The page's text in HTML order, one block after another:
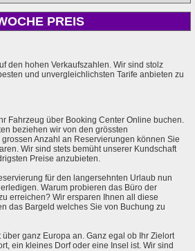
PREIS
den hohen Verkaufszahlen. Wir sind stolz
und unvergleichlichsten Tarife anbieten zu
Fahrzeug über Booking Center Online buchen.
beziehen wir von den grössten
Anzahl an Reservierungen können Sie
Wir sind stets bemüht unserer Kundschaft
Preise anzubieten.
für den langersehnten Urlaub nun
Warum probieren das Büro der
erreichen? Wir ersparen Ihnen all diese
das Bargeld welches Sie von Buchung zu
ganz Europa an. Ganz egal ob Ihr Zielort
ein kleines Dorf oder eine Insel ist. Wir sind